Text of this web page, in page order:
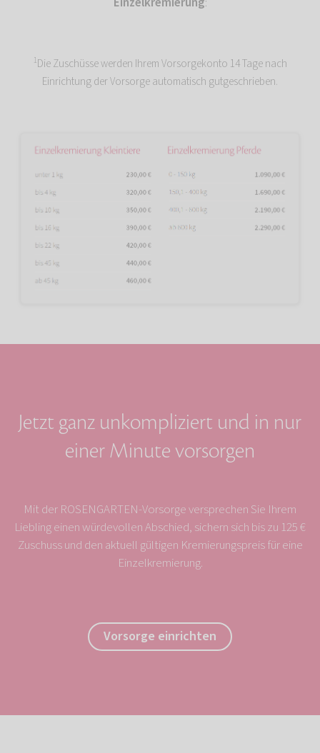
1Die Zuschüsse werden Ihrem Vorsorgekonto 14 Tage nach
Einrichtung der Vorsorge automatisch gutgeschrieben.
Jetzt ganz unkompliziert und in nur
einer Minute vorsorgen
Mit der ROSENGARTEN-Vorsorge versprechen Sie Ihrem
Liebling einen würdevollen Abschied, sichern sich bis zu 125 €
Zuschuss und den aktuell gültigen Kremierungspreis für eine
Einzelkremierung.
Vorsorge einrichten